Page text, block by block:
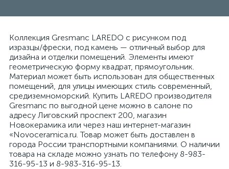
Коллекция Gresmanc LAREDO с рисунком под
изразцы/фрески, под камень — отличный выбор для
дизайна и отделки помещений. Элементы имеют
геометрическую форму квадрат, прямоугольник.
Материал может быть использован для общественных
помещений, для улицы имеющих стиль современный,
средиземноморский. Купить LAREDO производителя
Gresmanc по выгодной цене можно в салоне по
адресу Лиговский проспект 200, магазин
Новокерамика или через наш интернет-магазин
«Novoceramica.ru. Товар может быть доставлен в
города России транспортными компаниями. О наличии
товара на складе можно узнать по телефону 8-983-
316-95-13 и 8-983-316-95-13.